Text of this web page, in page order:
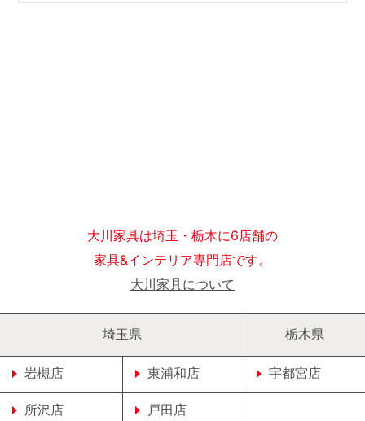
大川家具は埼玉・栃木に6店舗の
家具&インテリア専門店です。
大川家具について
埼玉県
岩槻店 東浦和店
所沢店 戸田店
栃木県
宇都宮店